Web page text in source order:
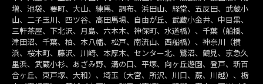
増、池袋、要町、大山、練馬、調布、浜田山、経堂、五反田、武蔵小
山、二子玉川、四ツ谷、高田馬場、自由が丘、武蔵小金井、中目黒、
三軒茶屋、下北沢、月島、六本木、神保町、水道橋）、千葉（船橋、
津田沼、千葉、柏、本八幡、松戸、南流山、西船橋）、神奈川（横
浜、桜木町、藤沢、川崎、本厚木、センター北、鷺沼、鶴見、京急久
里浜、武蔵小杉、あざみ野、溝の口、平塚、向ヶ丘遊園、登戸、新百
合ヶ丘、東戸塚、大和）、埼玉（大宮、所沢、川口、蕨、川越）、栃